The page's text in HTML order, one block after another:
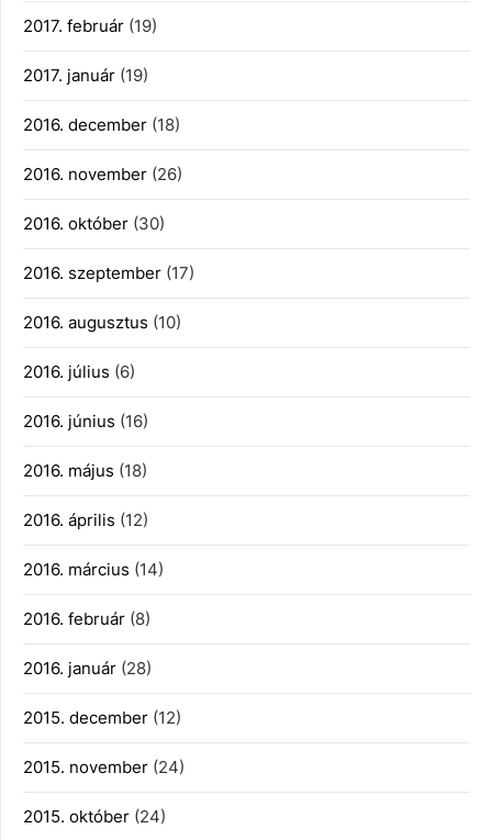
2017. február (19)
2017. január (19)
2016. december (18)
2016. november (26)
2016. október (30)
2016. szeptember (17)
2016. augusztus (10)
2016. július (6)
2016. június (16)
2016. május (18)
2016. április (12)
2016. március (14)
2016. február (8)
2016. január (28)
2015. december (12)
2015. november (24)
2015. október (24)